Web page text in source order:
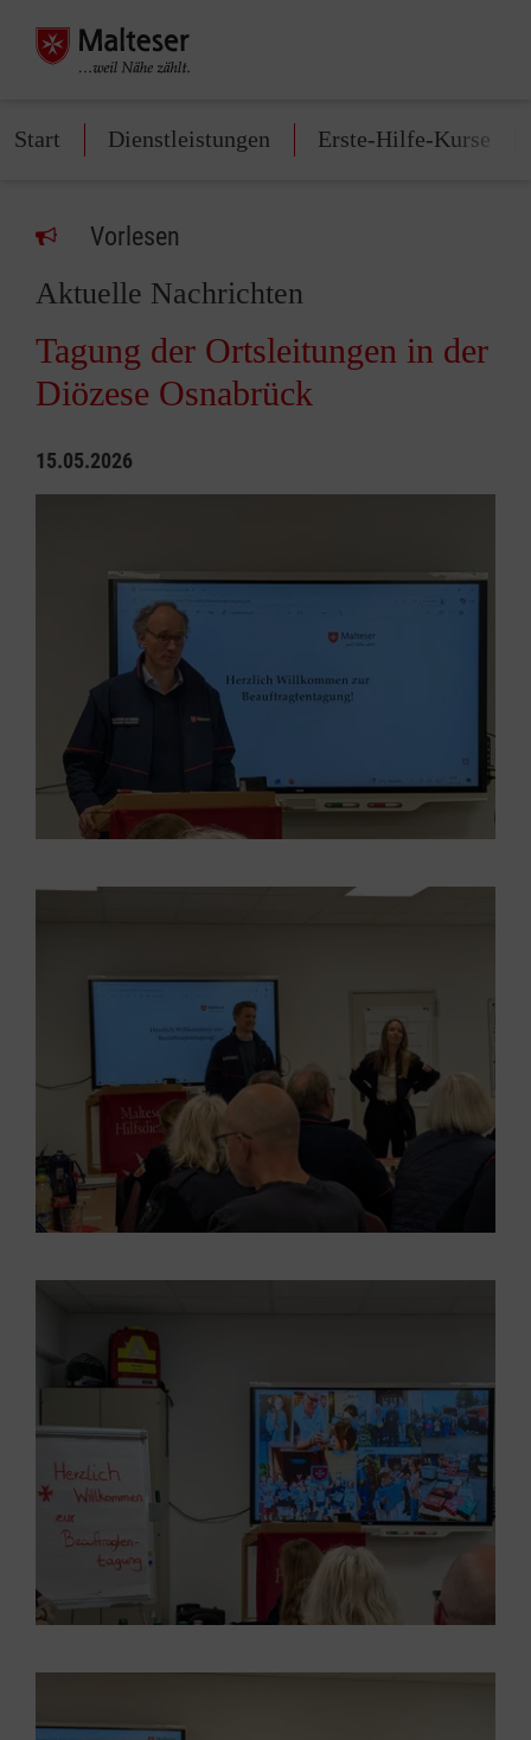
Start Dienstleistungen Erste-Hilfe-Kurse
Vorlesen
Aktuelle Nachrichten
Tagung der Ortsleitungen in der
Diözese Osnabrück
15.05.2026